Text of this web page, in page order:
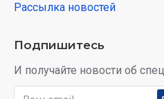
Рассылка новостей
Подпишитесь
И получайте новости об